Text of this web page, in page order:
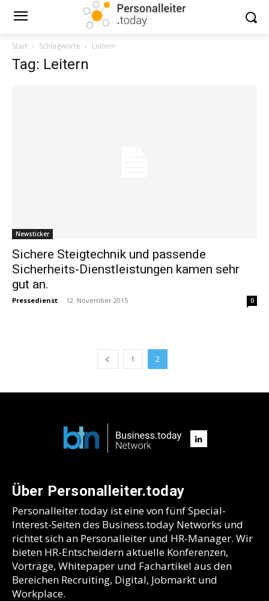
Start Schlagworte Leitern
Tag: Leitern
Newsticker
Sichere Steigtechnik und passende
Sicherheits-Dienstleistungen kamen sehr
gut an.
Pressedienst - 12. November 2015 0
1 2
Über Personalleiter.today
Personalleiter.today ist eine von fünf Special-
Interest-Seiten des Business.today Networks und
richtet sich an Personalleiter und HR-Manager. Wir
bieten HR-Entscheidern aktuelle Konferenzen,
Vorträge, Whitepaper und Fachartikel aus den
Bereichen Recruiting, Digital, Jobmarkt und
Workplace.